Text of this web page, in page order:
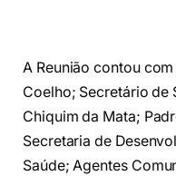
A Reunião contou
Coelho; Secretário de
Chiquim da Mata;
Secretaria de
Saúde; Agentes